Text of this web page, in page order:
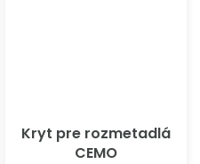
Kryt pre rozmetadlá
CEMO